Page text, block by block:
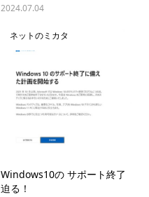
2024.07.04
ネットのミカタ
Windows10の サポート終了
迫る！